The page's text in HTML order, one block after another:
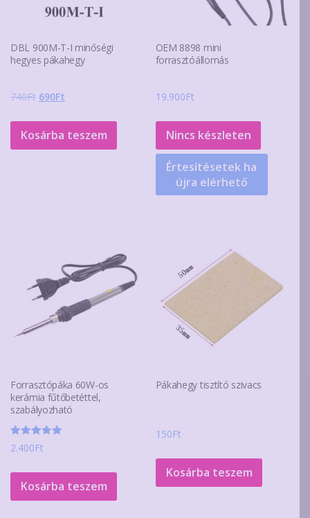
DBL 900M-T-I minőségi
hegyes pákahegy
740Ft Original
was:
740Ft.
690Ft
is:
690Ft.
Kosárba teszem
OEM 8898 mini
forrasztóállomás
19.900Ft
Nincs készleten
Értesítésetek ha
újra elérhető
Forrasztópáka 60W-os
kerámia fűtőbetéttel,
szabályozható
Értékelés:
5.00
2.400Ft
Kosárba teszem
Pákahegy tisztító szivacs
150Ft
Kosárba teszem